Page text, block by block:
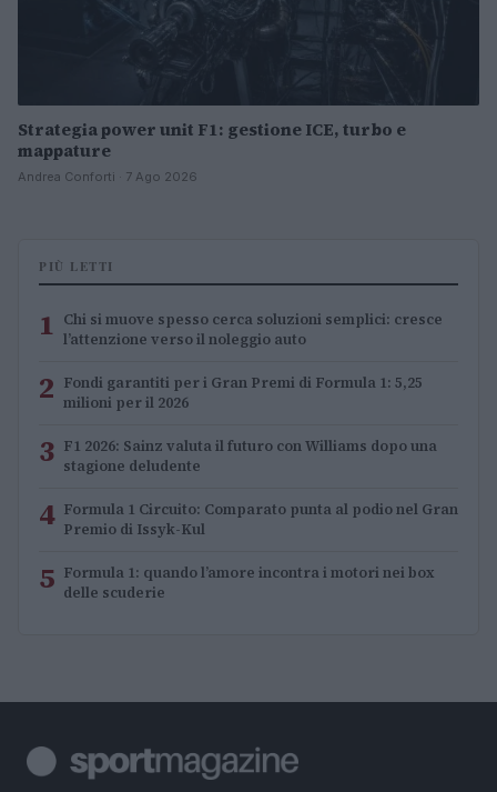
Strategia power unit F1: gestione ICE, turbo e
mappature
Andrea Conforti · 7 Ago 2026
PIÙ LETTI
1 Chi si muove spesso cerca soluzioni semplici: cresce
l’attenzione verso il noleggio auto
2 Fondi garantiti per i Gran Premi di Formula 1: 5,25
milioni per il 2026
3 F1 2026: Sainz valuta il futuro con Williams dopo una
stagione deludente
4 Formula 1 Circuito: Comparato punta al podio nel Gran
Premio di Issyk-Kul
5 Formula 1: quando l’amore incontra i motori nei box
delle scuderie